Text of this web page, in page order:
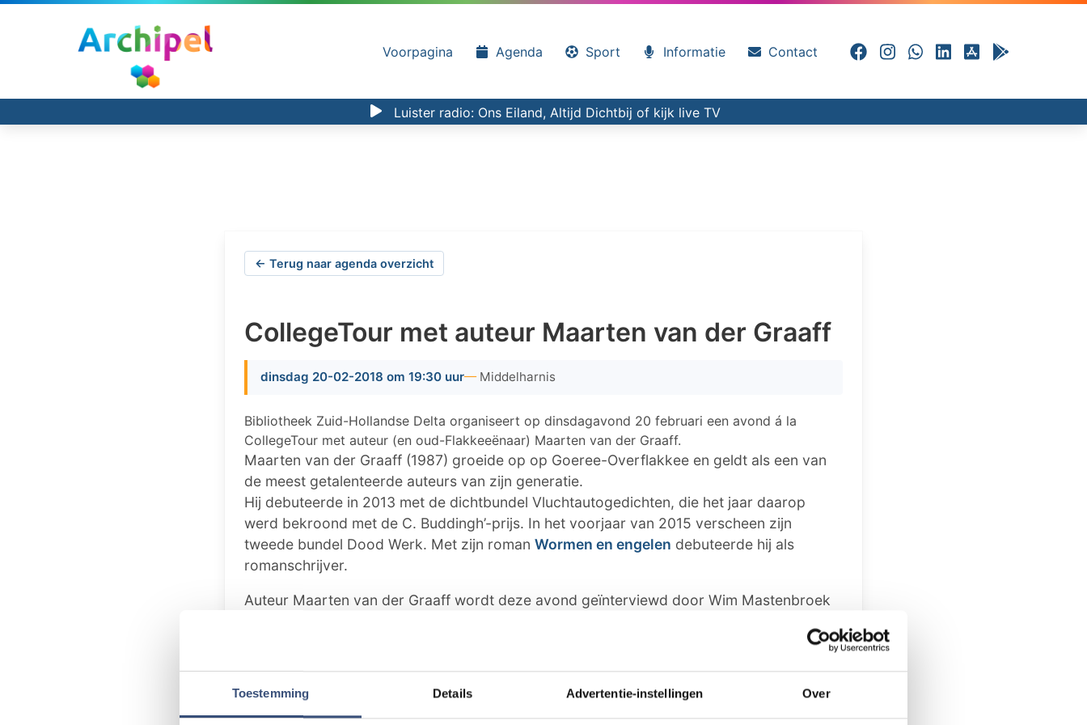
Toestemming Details Advertentie-instellingen Over
Voorpagina Agenda Sport Informatie Contact
Luister radio: Ons Eiland, Altijd Dichtbij of kijk live TV
← Terug naar agenda overzicht
CollegeTour met auteur Maarten van der Graaff
dinsdag 20-02-2018 om 19:30 uur Middelharnis
Bibliotheek Zuid-Hollandse Delta organiseert op dinsdagavond 20 februari een avond á la
CollegeTour met auteur (en oud-Flakkeeënaar) Maarten van der Graaff.
Maarten van der Graaff (1987) groeide op op Goeree-Overflakkee en geldt als een van
de meest getalenteerde auteurs van zijn generatie.
Hij debuteerde in 2013 met de dichtbundel Vluchtautogedichten, die het jaar daarop
werd bekroond met de C. Buddingh’-prijs. In het voorjaar van 2015 verscheen zijn
tweede bundel Dood Werk. Met zijn romanWormen en engelen debuteerde hij als
romanschrijver.
Auteur Maarten van der Graaff wordt deze avond geïnterviewd door Wim Mastenbroek
De CollegeTour-avond met Maarten van der Graaff vindt plaats in de Rabobankzaal van
Het Diekhuus. De avond wordt georganiseerd door Bibliotheek Zuid-Hollandse Delta,